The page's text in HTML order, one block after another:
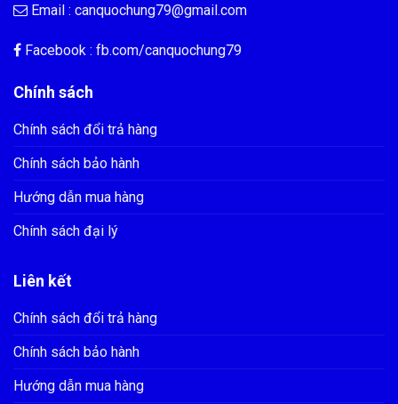
Email : canquochung79@gmail.com
Facebook : fb.com/canquochung79
Chính sách
Chính sách đổi trả hàng
Chính sách bảo hành
Hướng dẫn mua hàng
Chính sách đại lý
Liên kết
Chính sách đổi trả hàng
Chính sách bảo hành
Hướng dẫn mua hàng